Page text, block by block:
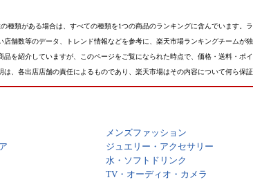
種類がある場合は、すべての種類を1つの商品のランキングに含んでいます。
舗数等のデータ、トレンド情報などを参考に、楽天市場ランキングチーム
品を紹介していますが、このページをご覧になられた時点で、価格・送料・
、各出店店舗の責任によるものであり、楽天市場はその内容について何ら保
メンズファッション
ジュエリー・アクセサリー
水・ソフトドリンク
TV・オーディオ・カメラ